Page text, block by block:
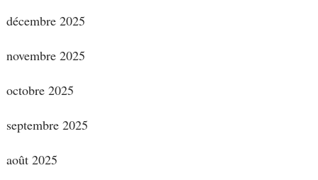
décembre 2025
novembre 2025
octobre 2025
septembre 2025
août 2025